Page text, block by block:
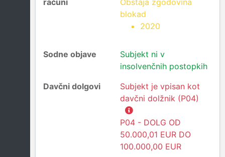
računi
Obstaja zgodovina
blokad
2020
Sodne objave
Subjekt ni v
insolvenčnih postopkih
Davčni dolgovi
Subjekt je vpisan kot
davčni dolžnik (P04)
P04 - DOLG OD
50.000,01 EUR DO
100.000,00 EUR